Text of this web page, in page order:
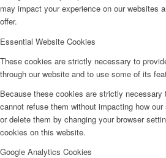
may impact your experience on our websites
offer.
Essential Website Cookies
These cookies are strictly necessary to
through our website and to use some of its
Because these cookies are strictly
cannot refuse them without impacting how
or delete them by changing your browser
cookies on this website.
Google Analytics Cookies